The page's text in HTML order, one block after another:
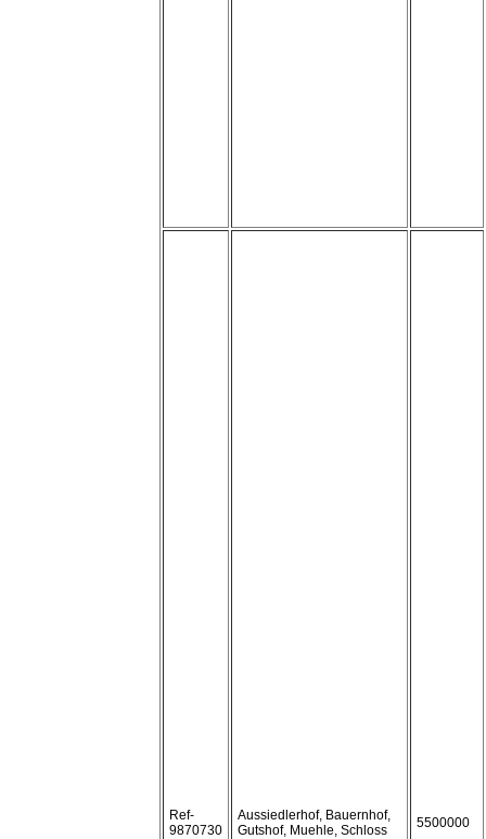
Ref-
9870730
Aussiedlerhof, Bauernhof,
Gutshof, Muehle, Schloss
5500000